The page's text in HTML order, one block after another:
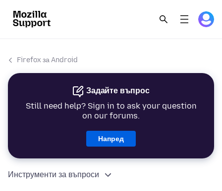
Firefox за Android
Задайте въпрос
Still need help? Sign in to ask your question
on our forums.
Напред
Инструменти за въпроси